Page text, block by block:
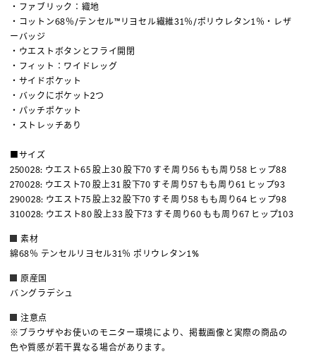
・ファブリック：織地
・コットン68％/テンセル™リヨセル繊維31％/ポリウレタン1％・レザ
ーバッジ
・ウエストボタンとフライ開閉
・フィット：ワイドレッグ
・サイドポケット
・バックにポケット2つ
・パッチポケット
・ストレッチあり
■サイズ
250028: ウエスト65 股上30 股下70 すそ周り56 もも周り58 ヒップ88
270028: ウエスト70 股上31 股下70 すそ周り57 もも周り61 ヒップ93
290028: ウエスト75 股上32 股下70 すそ周り58 もも周り64 ヒップ98
310028: ウエスト80 股上33 股下73 すそ周り60 もも周り67 ヒップ103
素材
綿68％ テンセルリヨセル31％ ポリウレタン1%
原産国
バングラデシュ
注意点
※ブラウザやお使いのモニター環境により、掲載画像と実際の商品の
色や質感が若干異なる場合があります。